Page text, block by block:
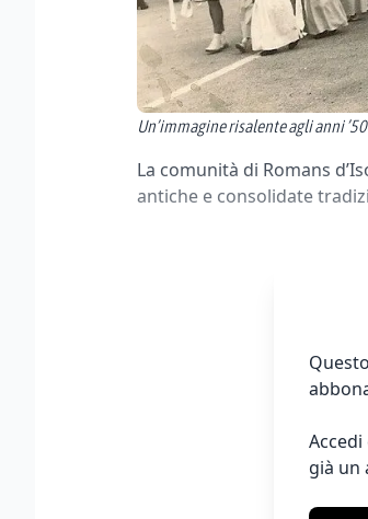
Un’immagine risalente agli anni ’50
La comunità di Romans
antiche e consolidate
già un